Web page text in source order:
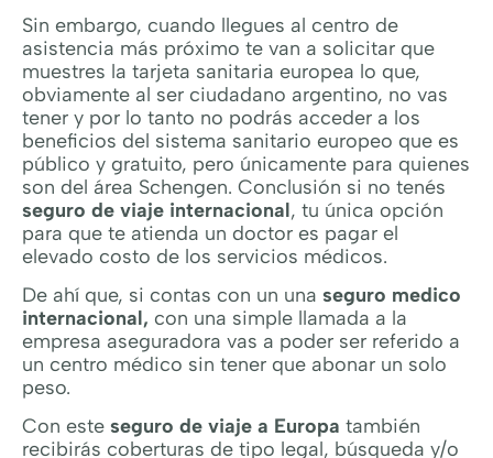
Sin embargo, cuando llegues al centro de
asistencia más próximo te van a solicitar que
muestres la tarjeta sanitaria europea lo que,
obviamente al ser ciudadano argentino, no vas
tener y por lo tanto no podrás acceder a los
beneficios del sistema sanitario europeo que es
público y gratuito, pero únicamente para quienes
son del área Schengen. Conclusión si no tenés
seguro de viaje internacional, tu única opción
para que te atienda un doctor es pagar el
elevado costo de los servicios médicos.
De ahí que, si contas con un una seguro medico
internacional, con una simple llamada a la
empresa aseguradora vas a poder ser referido a
un centro médico sin tener que abonar un solo
peso.
Con este seguro de viaje a Europa también
recibirás coberturas de tipo legal, búsqueda y/o